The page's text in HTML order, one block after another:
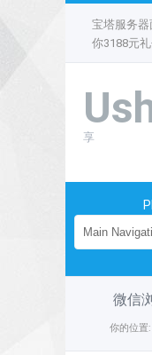
宝塔服务
你3188元礼
享
微信
你的位置: